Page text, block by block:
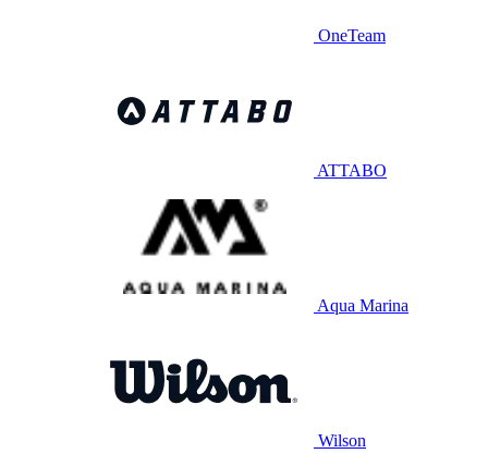
OneTeam
ATTABO
Aqua Marina
Wilson